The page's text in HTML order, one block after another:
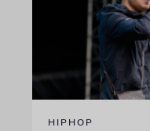
HIPHOP